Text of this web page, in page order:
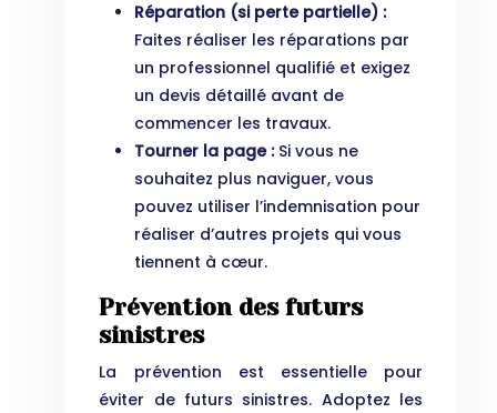
Réparation (si perte partielle) :
Faites réaliser les réparations par
un professionnel qualifié et exigez
un devis détaillé avant de
commencer les travaux.
Tourner la page : Si vous ne
souhaitez plus naviguer, vous
pouvez utiliser l’indemnisation pour
réaliser d’autres projets qui vous
tiennent à cœur.
Prévention des futurs
sinistres
La prévention est essentielle pour
éviter de futurs sinistres. Adoptez les